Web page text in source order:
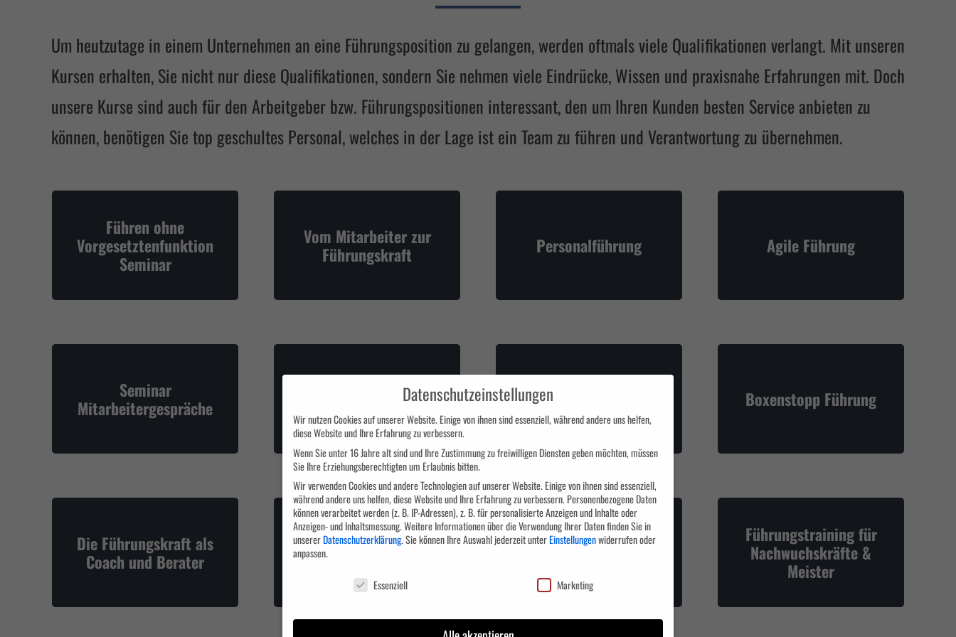
Um heutzutage in einem Unternehmen an eine Führungsposition zu gelangen, werden oftmals viele Qualifikationen verlangt. Mit unseren
Kursen erhalten, Sie nicht nur diese Qualifikationen, sondern Sie nehmen viele Eindrücke, Wissen und praxisnahe Erfahrungen mit. Doch
unsere Kurse sind auch für den Arbeitgeber bzw. Führungspositionen interessant, den um Ihren Kunden besten Service anbieten zu
können, benötigen Sie top geschultes Personal, welches in der Lage ist ein Team zu führen und Verantwortung zu übernehmen.
Führen ohne
Vorgesetztenfunktion
Seminar
Vom Mitarbeiter zur
Führungskraft
Personalführung Agile Führung
Seminar
Mitarbeitergespräche
Kommunikation und
soziale Kompetenz für
Führungskräfte
Change Management
Boxenstopp Führung
Die Führungskraft als
Coach und Berater
Psychologie für
Führungskräfte
Chefassistenz
Führungstraining für
Nachwuchskräfte &
Meister
Datenschutzeinstellungen
Wir nutzen Cookies auf unserer Website. Einige von ihnen sind essenziell, während andere uns helfen,
diese Website und Ihre Erfahrung zu verbessern.
Wenn Sie unter 16 Jahre alt sind und Ihre Zustimmung zu freiwilligen Diensten geben möchten, müssen
Sie Ihre Erziehungsberechtigten um Erlaubnis bitten.
Wir verwenden Cookies und andere Technologien auf unserer Website. Einige von ihnen sind essenziell,
während andere uns helfen, diese Website und Ihre Erfahrung zu verbessern. Personenbezogene Daten
können verarbeitet werden (z. B. IP-Adressen), z. B. für personalisierte Anzeigen und Inhalte oder
Anzeigen- und Inhaltsmessung.Weitere Informationen über die Verwendung Ihrer Daten finden Sie in
unsererDatenschutzerklärung.Sie können Ihre Auswahl jederzeit unterEinstellungenwiderrufen oder
anpassen.
Datenschutzeinstellungen
Essenziell Marketing